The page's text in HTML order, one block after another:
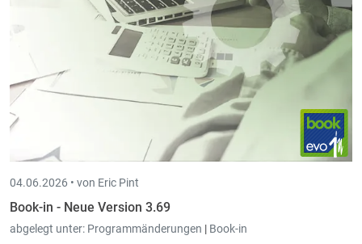
04.06.2026 • von Eric Pint
Book-in - Neue Version 3.69
abgelegt unter: Programmänderungen | Book-in